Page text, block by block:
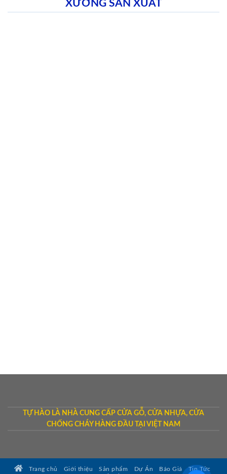
XƯỞNG SẢN XUẤT
TỰ HÀO LÀ NHÀ CUNG CẤP CỬA GỖ, CỬA NHỰA, CỬA
CHỐNG CHÁY HÀNG ĐẦU TẠI VIỆT NAM
Trang chủ Giới thiệu Sản phẩm Dự Án Báo Giá
Tin Tức